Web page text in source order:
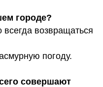
городе?
возвращаться
погоду.
совершают